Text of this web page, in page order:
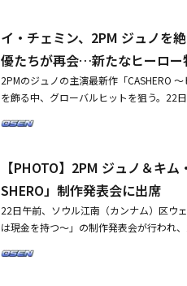
に構築された世界観の中で物語が展開さ
るのではないかと思います」とし、「個
たちと一緒に演じられるという点で、こ
た。約2年ぶりとなるシーズン2では、ど
る。早くもシーズン3を期待する声も上が
パビロン東アジア支部の傭兵Jという役
報「殺し屋たちの店2」2026年7月よりデ
ン「ドアロック」脚本：チ・ホジン「時
ト】チョン・ジンマン：イ・ドンウク 「
u」ジェイ：岡田将生「ドライブ・マイ
グローバルブランドとコラボレーション
ナー。東京生まれ。女子美術大学卒業後
立。広告、CDジャケット、装丁、映像な
などのコスメブランドの広告、渡辺直美
「しあわせな結婚」などのドラマのポス
トワーク、UNIQLO × DISNEYコラボレー
ン等。国内外での個展も開催し、23年に
ザイン賞（2019）、MAMA ベストアー
での舞台「マクベス」のポスターがClio
JUN × YOSHIDA YUNI PHOTO
チーフにしたアート写真作品開催期間：
※会期中休館日なし会場：麻布台ヒルズ
階）＜入場料＞前売・WEB：大人/2,000
ー、イ・チャンの11年来のファンで、推
社した人物。ついに推し活と仕事の両立
り、社会人としての第一歩から波乱に見
初のラブコメに挑戦するキム・ヘジュン
ンへと成長したイ・チャンは、外から見
中、思いがけない場所で自分のファンと
ンの新たな一面に注目が集まる。このよ
員ナム・ダルム、理事イ・チャンが織り
する予定だ。社会人1年目のナム・ダル
で、多彩な見どころで共感と笑い、そして
璧に消化する一味違った魅力でグラビア
文は、「Allure Korea」2026年1月号と
イ・チェミン、2PM ジュノを
優たちが再会…新たなヒーロー
2PMのジュノの主演最新作「CASHERO
を飾る中、グローバルヒットを狙う。22
れ、主演のジュノをはじめ、キム・ヘジ
マンのカン・サンウン（ジュノ）が、手
り、生活費と超能力の間で揺れる生活密
り抜けられるピョン・ホイン（キム・ビ
バン・ウンミ（キム・ヒャンギ）まで、
設定が盛り込まれている。さらに、サン
ム・ヘジュン）、サンウンの超能力を狙
【PHOTO】2PM ジュノ＆キ
SHERO」制作発表会に出席
22日午前、ソウル江南（カンナム）区ウ
は現金を持つ～」の制作発表会が行われ
ローは現金を持つ～」は結婚資金や住宅